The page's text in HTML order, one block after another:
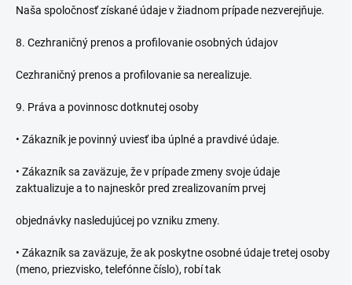
Naša spoločnosť získané údaje v žiadnom prípade nezverejňuje.
8. Cezhraničný prenos a profilovanie osobných údajov
Cezhraničný prenos a profilovanie sa nerealizuje.
9. Práva a povinnosc dotknutej osoby
• Zákazník je povinný uviesť iba úplné a pravdivé údaje.
• Zákazník sa zaväzuje, že v prípade zmeny svoje údaje
zaktualizuje a to najneskôr pred zrealizovaním prvej
objednávky nasledujúcej po vzniku zmeny.
• Zákazník sa zaväzuje, že ak poskytne osobné údaje tretej osoby
(meno, priezvisko, telefónne číslo), robí tak